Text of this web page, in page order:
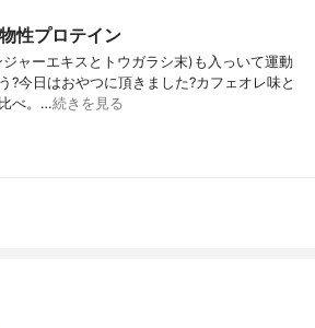
性プロテイン
ャーエキスとトウガラシ末)も入っいて運動
?今日はおやつに頂きました?カフェオレ味と
べ。…続きを見る